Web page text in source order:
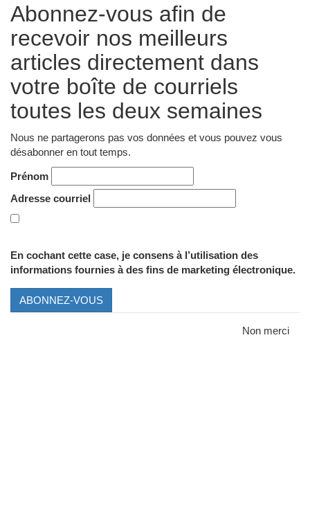
Abonnez-vous afin de
recevoir nos meilleurs
articles directement dans
votre boîte de courriels
toutes les deux semaines
Nous ne partagerons pas vos données et vous pouvez vous
désabonner en tout temps.
Prénom
Adresse courriel
En cochant cette case, je consens à l’utilisation des
informations fournies à des fins de marketing électronique.
ABONNEZ-VOUS
Non merci